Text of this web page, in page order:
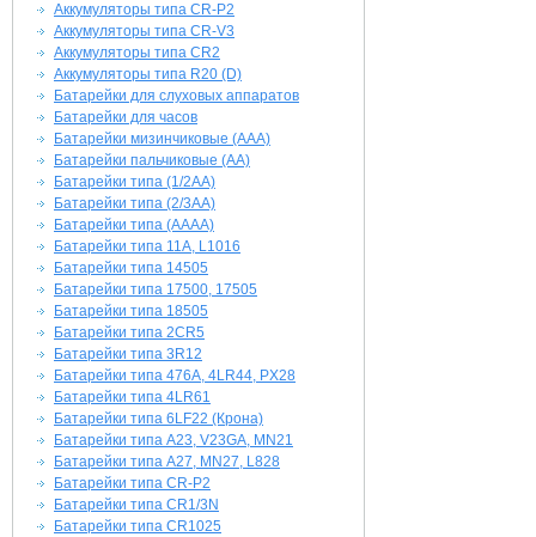
Аккумуляторы типа CR-P2
Аккумуляторы типа CR-V3
Аккумуляторы типа CR2
Аккумуляторы типа R20 (D)
Батарейки для слуховых аппаратов
Батарейки для часов
Батарейки мизинчиковые (AAA)
Батарейки пальчиковые (AA)
Батарейки типа (1/2AA)
Батарейки типа (2/3AA)
Батарейки типа (AAAA)
Батарейки типа 11A, L1016
Батарейки типа 14505
Батарейки типа 17500, 17505
Батарейки типа 18505
Батарейки типа 2CR5
Батарейки типа 3R12
Батарейки типа 476A, 4LR44, PX28
Батарейки типа 4LR61
Батарейки типа 6LF22 (Крона)
Батарейки типа A23, V23GA, MN21
Батарейки типа A27, MN27, L828
Батарейки типа CR-P2
Батарейки типа CR1/3N
Батарейки типа CR1025